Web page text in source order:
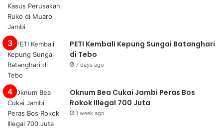
PETI Kembali Kepung Sungai Batanghari
di Tebo
7 days ago
Oknum Bea Cukai Jambi Peras Bos
Rokok Illegal 700 Juta
1 week ago